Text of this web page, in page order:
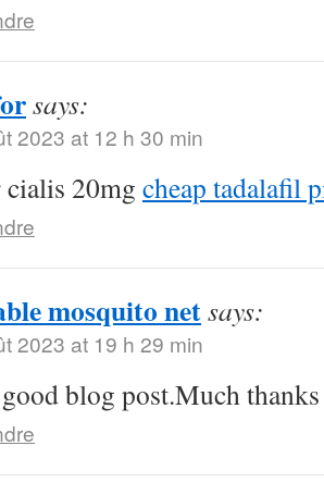
says:
2023 at 12 h 30 min
20mg cheap tadalafil
mosquito netsays:
2023 at 19 h 29 min
blog post.Much